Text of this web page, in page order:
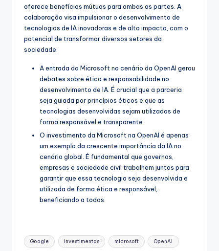
oferece benefícios mútuos para ambas as partes. A
colaboração visa impulsionar o desenvolvimento de
tecnologias de IA inovadoras e de alto impacto, com o
potencial de transformar diversos setores da
sociedade.
A entrada da Microsoft no cenário da OpenAI gerou
debates sobre ética e responsabilidade no
desenvolvimento de IA. É crucial que a parceria
seja guiada por princípios éticos e que as
tecnologias desenvolvidas sejam utilizadas de
forma responsável e transparente.
O investimento da Microsoft na OpenAI é apenas
um exemplo da crescente importância da IA no
cenário global. É fundamental que governos,
empresas e sociedade civil trabalhem juntos para
garantir que essa tecnologia seja desenvolvida e
utilizada de forma ética e responsável,
beneficiando a todos.
Tags:
Google investimentos microsoft OpenAI